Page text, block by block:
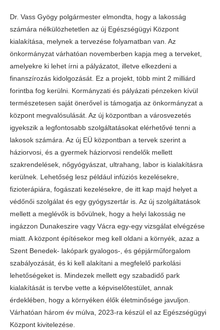
Dr. Vass Gyögy polgármester elmondta, hogy a lakosság
számára nélkülözhetetlen az új Egészségügyi Központ
kialakítása, melynek a tervezése folyamatban van. Az
önkormányzat várhatóan novemberben kapja meg a terveket,
amelyekre ki lehet írni a pályázatot, illetve elkezdeni a
finanszírozás kidolgozását. Ez a projekt, több mint 2 milliárd
forintba fog kerülni. Kormányzati és pályázati pénzeken kívül
természetesen saját önerővel is támogatja az önkormányzat a
központ megvalósulását. Az új központban a városvezetés
igyekszik a legfontosabb szolgáltatásokat elérhetővé tenni a
lakosok számára. Az új EÜ központban a tervek szerint a
háziorvosi, és a gyermek háziorvosi rendelők mellett
szakrendelések, nőgyógyászat, ultrahang, labor is kialakításra
kerülnek. Lehetőség lesz például infúziós kezelésekre,
fizioterápiára, fogászati kezelésekre, de itt kap majd helyet a
védőnői szolgálat és egy gyógyszertár is. Az új szolgáltatások
mellett a meglévők is bővülnek, hogy a helyi lakosság ne
ingázzon Dunakeszire vagy Vácra egy-egy vizsgálat elvégzése
miatt. A központ építésekor meg kell oldani a környék, azaz a
Szent Benedek- lakópark gyalogos-, és gépjárműforgalom
szabályozását, és ki kell alakítani a megfelelő parkolási
lehetőségeket is. Mindezek mellett egy szabadidő park
kialakítását is tervbe vette a képviselőtestület, annak
érdeklében, hogy a környéken élők életminősége javuljon.
Várhatóan három év múlva, 2023-ra készül el az Egészségügyi
Központ kivitelezése.